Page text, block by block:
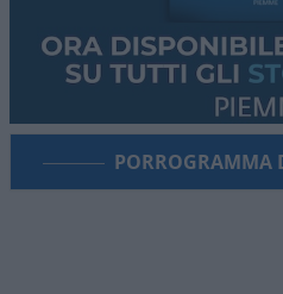
PORROGRAMMA